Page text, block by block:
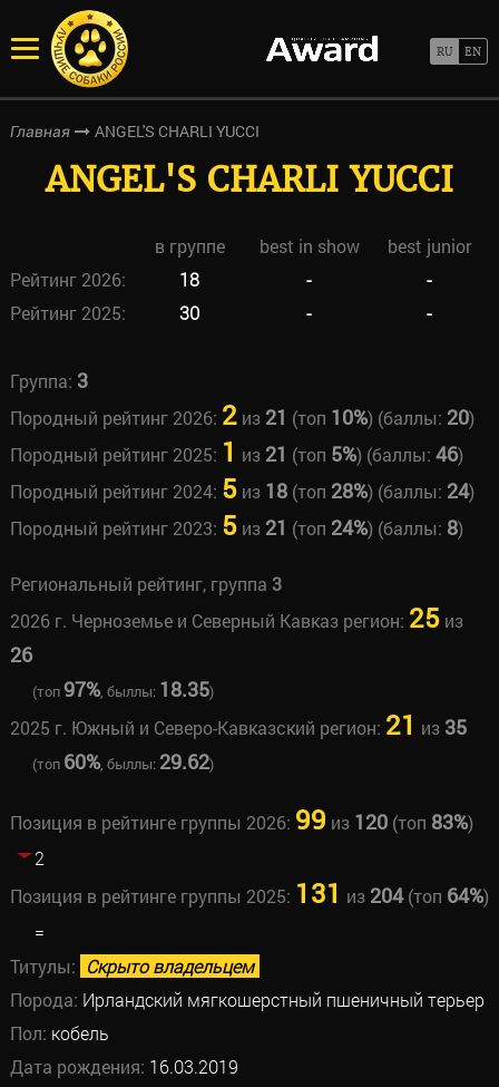
Главная ANGEL'S CHARLI YUCCI
ANGEL'S CHARLI YUCCI
в группе best in show
best junior
Рейтинг 2026:
18 -
-
Рейтинг 2025:
30 - -
Группа: 3
Породный рейтинг 2026: 2из 21 (топ 10%) (баллы: 20)
Породный рейтинг 2025: 1 из 21 (топ 5%) (баллы: 46)
Породный рейтинг 2024: 5из 18(топ 28%) (баллы: 24)
Породный рейтинг 2023: 5из 21 (топ 24%) (баллы: 8)
Региональный рейтинг, группа 3
2026 г. Черноземье и Северный Кавказ регион: 25из
26
(топ97%, быллы: 18.35)
2025 г. Южный и Северо-Кавказский регион: 21 из 35
(топ 60%, быллы: 29.62)
Позиция в рейтинге группы 2026: 99 из 120(топ 83%)
2
Позиция в рейтинге группы 2025: 131 из 204(топ 64%)
=
Титулы: Скрыто владельцем
Порода: Ирландский мягкошерстный пшеничный терьер
Пол: кобель
Дата рождения: 16.03.2019